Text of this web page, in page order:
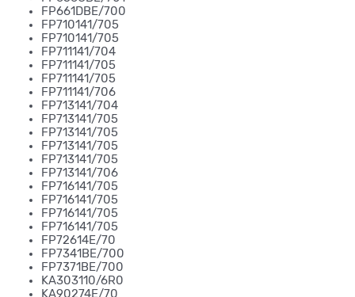
FP661DBE/700
FP710141/705
FP710141/705
FP711141/704
FP711141/705
FP711141/705
FP711141/706
FP713141/704
FP713141/705
FP713141/705
FP713141/705
FP713141/705
FP713141/706
FP716141/705
FP716141/705
FP716141/705
FP716141/705
FP72614E/70
FP7341BE/700
FP7371BE/700
KA303110/6R0
KA90274E/70